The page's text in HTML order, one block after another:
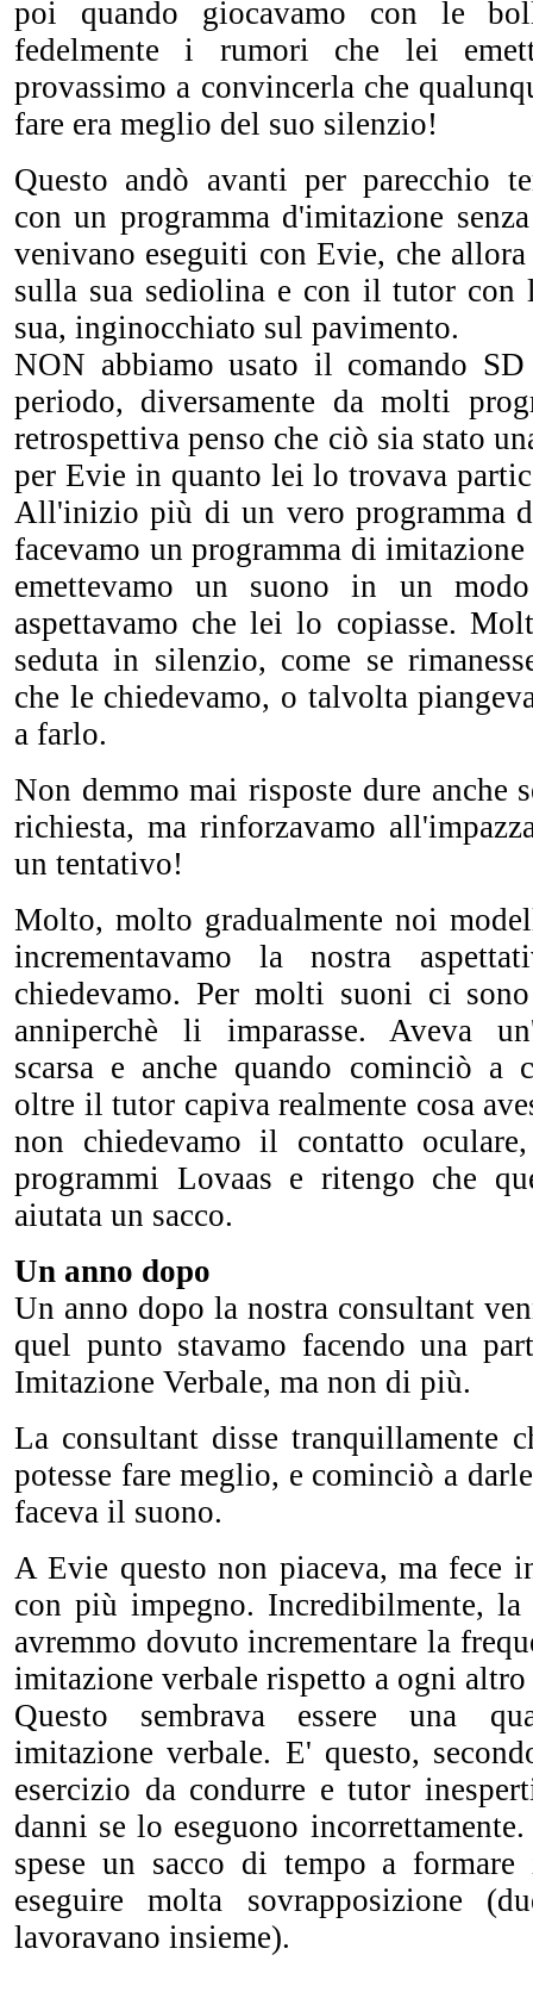
poi quando giocavamo con le
fedelmente i rumori che lei
provassimo a convincerla che
fare era meglio del suo silenzio!
Questo andò avanti per parecchio
con un programma d'imitazione
venivano eseguiti con Evie, che
sulla sua sediolina e con il tutor con
sua, inginocchiato sul pavimento.
NON abbiamo usato il comando
periodo, diversamente da molti
retrospettiva penso che ciò sia stato
per Evie in quanto lei lo trovava
All'inizio più di un vero programma
facevamo un programma di
emettevamo un suono in un
aspettavamo che lei lo copiasse.
seduta in silenzio, come se
che le chiedevamo, o talvolta
a farlo.
Non demmo mai risposte dure anche
richiesta, ma rinforzavamo
un tentativo!
Molto, molto gradualmente noi
incrementavamo la nostra
chiedevamo. Per molti suoni ci
anniperchè li imparasse. Aveva
scarsa e anche quando cominciò a
oltre il tutor capiva realmente cosa
non chiedevamo il contatto
programmi Lovaas e ritengo che
aiutata un sacco.
Un anno dopo
Un anno dopo la nostra consultant
quel punto stavamo facendo una
Imitazione Verbale, ma non di più.
La consultant disse tranquillamente
potesse fare meglio, e cominciò a
faceva il suono.
A Evie questo non piaceva, ma fece
con più impegno. Incredibilmente, la
avremmo dovuto incrementare la
imitazione verbale rispetto a ogni altro
Questo sembrava essere una
imitazione verbale. E' questo,
esercizio da condurre e tutor
danni se lo eseguono
spese un sacco di tempo a
eseguire molta sovrapposizione
lavoravano insieme).